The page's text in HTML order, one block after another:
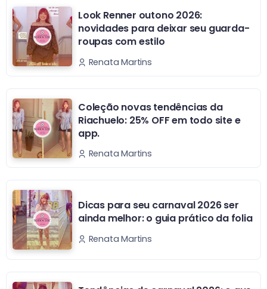
Look Renner outono 2026:
novidades para deixar seu guarda-
roupas com estilo
Renata Martins
Coleção novas tendências da
Riachuelo: 25% OFF em todo site e
app.
Renata Martins
Dicas para seu carnaval 2026 ser
ainda melhor: o guia prático da folia
Renata Martins